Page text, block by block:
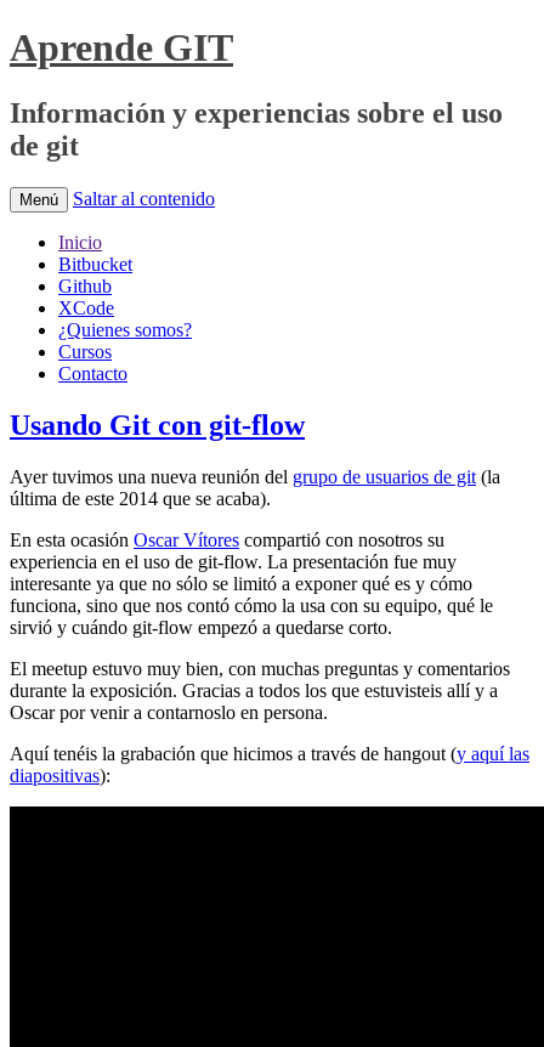
Aprende GIT
Información y experiencias sobre el uso
de git
Menú Saltar al contenido
Inicio
Bitbucket
Github
XCode
¿Quienes somos?
Cursos
Contacto
Usando Git con git-flow
Ayer tuvimos una nueva reunión del grupo de usuarios de git (la
última de este 2014 que se acaba).
En esta ocasión Oscar Vítores compartió con nosotros su
experiencia en el uso de git-flow. La presentación fue muy
interesante ya que no sólo se limitó a exponer qué es y cómo
funciona, sino que nos contó cómo la usa con su equipo, qué le
sirvió y cuándo git-flow empezó a quedarse corto.
El meetup estuvo muy bien, con muchas preguntas y comentarios
durante la exposición. Gracias a todos los que estuvisteis allí y a
Oscar por venir a contarnoslo en persona.
Aquí tenéis la grabación que hicimos a través de hangout (y aquí las
diapositivas):